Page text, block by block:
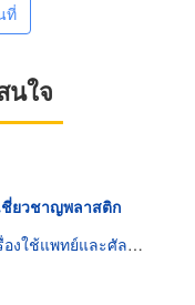
ที่
นใจ
ยวชาญพลาสติก
ช้แพทย์และศัลยแพทย์